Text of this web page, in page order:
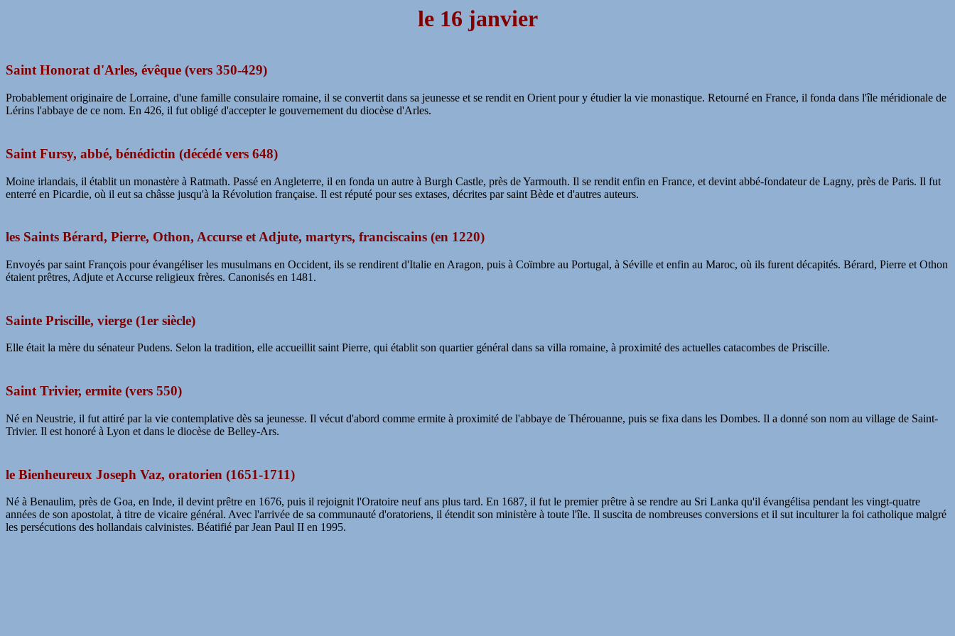
le 16 janvier
Saint Honorat d'Arles, évêque (vers 350-429)
Probablement originaire de Lorraine, d'une famille consulaire romaine, il se convertit dans sa jeunesse et se rendit en Orient pour y étudier la vie monastique. Retourné en France, il fonda dans l'île méridionale de
Lérins l'abbaye de ce nom. En 426, il fut obligé d'accepter le gouvernement du diocèse d'Arles.
Saint Fursy, abbé, bénédictin (décédé vers 648)
Moine irlandais, il établit un monastère à Ratmath. Passé en Angleterre, il en fonda un autre à Burgh Castle, près de Yarmouth. Il se rendit enfin en France, et devint abbé-fondateur de Lagny, près de Paris. Il fut
enterré en Picardie, où il eut sa châsse jusqu'à la Révolution française. Il est réputé pour ses extases, décrites par saint Bède et d'autres auteurs.
les Saints Bérard, Pierre, Othon, Accurse et Adjute, martyrs, franciscains (en 1220)
Envoyés par saint François pour évangéliser les musulmans en Occident, ils se rendirent d'Italie en Aragon, puis à Coïmbre au Portugal, à Séville et enfin au Maroc, où ils furent décapités. Bérard, Pierre et Othon
étaient prêtres, Adjute et Accurse religieux frères. Canonisés en 1481.
Sainte Priscille, vierge (1er siècle)
Elle était la mère du sénateur Pudens. Selon la tradition, elle accueillit saint Pierre, qui établit son quartier général dans sa villa romaine, à proximité des actuelles catacombes de Priscille.
Saint Trivier, ermite (vers 550)
Né en Neustrie, il fut attiré par la vie contemplative dès sa jeunesse. Il vécut d'abord comme ermite à proximité de l'abbaye de Thérouanne, puis se fixa dans les Dombes. Il a donné son nom au village de Saint-
Trivier. Il est honoré à Lyon et dans le diocèse de Belley-Ars.
le Bienheureux Joseph Vaz, oratorien (1651-1711)
Né à Benaulim, près de Goa, en Inde, il devint prêtre en 1676, puis il rejoignit l'Oratoire neuf ans plus tard. En 1687, il fut le premier prêtre à se rendre au Sri Lanka qu'il évangélisa pendant les vingt-quatre
années de son apostolat, à titre de vicaire général. Avec l'arrivée de sa communauté d'oratoriens, il étendit son ministère à toute l'île. Il suscita de nombreuses conversions et il sut inculturer la foi catholique malgré
les persécutions des hollandais calvinistes. Béatifié par Jean Paul II en 1995.